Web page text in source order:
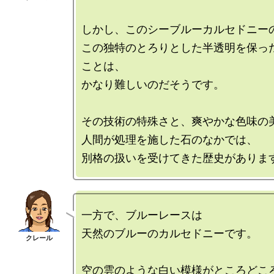
しかし、このシーブルーカルセドニー
この独特のとろりとした半透明を保っ
ことは、
かなり難しいのだそうです。
その技術の特殊さと、爽やかな色味の
人間が処理を施した石のなかでは、
一方で、ブルーレースは
天然のブルーのカルセドニーです。
空の雲のような白い模様がところどこ